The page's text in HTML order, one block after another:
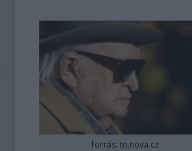
forrás: tn.nova.cz